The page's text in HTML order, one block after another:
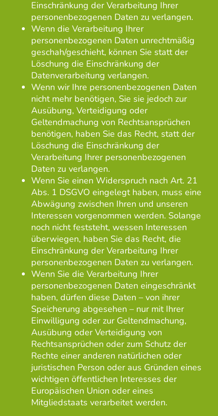
Einschränkung der Verarbeitung Ihrer
personenbezogenen Daten zu verlangen.
Wenn die Verarbeitung Ihrer
personenbezogenen Daten unrechtmäßig
geschah/geschieht, können Sie statt der
Löschung die Einschränkung der
Datenverarbeitung verlangen.
Wenn wir Ihre personenbezogenen Daten
nicht mehr benötigen, Sie sie jedoch zur
Ausübung, Verteidigung oder
Geltendmachung von Rechtsansprüchen
benötigen, haben Sie das Recht, statt der
Löschung die Einschränkung der
Verarbeitung Ihrer personenbezogenen
Daten zu verlangen.
Wenn Sie einen Widerspruch nach Art. 21
Abs. 1 DSGVO eingelegt haben, muss eine
Abwägung zwischen Ihren und unseren
Interessen vorgenommen werden. Solange
noch nicht feststeht, wessen Interessen
überwiegen, haben Sie das Recht, die
Einschränkung der Verarbeitung Ihrer
personenbezogenen Daten zu verlangen.
Wenn Sie die Verarbeitung Ihrer
personenbezogenen Daten eingeschränkt
haben, dürfen diese Daten – von ihrer
Speicherung abgesehen – nur mit Ihrer
Einwilligung oder zur Geltendmachung,
Ausübung oder Verteidigung von
Rechtsansprüchen oder zum Schutz der
Rechte einer anderen natürlichen oder
juristischen Person oder aus Gründen eines
wichtigen öffentlichen Interesses der
Europäischen Union oder eines
Mitgliedstaats verarbeitet werden.